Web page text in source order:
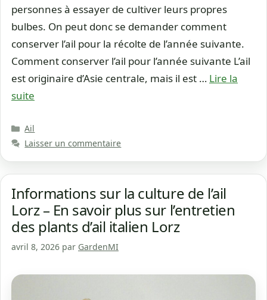
personnes à essayer de cultiver leurs propres
bulbes. On peut donc se demander comment
conserver l’ail pour la récolte de l’année suivante.
Comment conserver l’ail pour l’année suivante L’ail
est originaire d’Asie centrale, mais il est … Lire la
suite
Catégories
Ail
Laisser un commentaire
Informations sur la culture de l’ail
Lorz – En savoir plus sur l’entretien
des plants d’ail italien Lorz
avril 8, 2026 par GardenMI